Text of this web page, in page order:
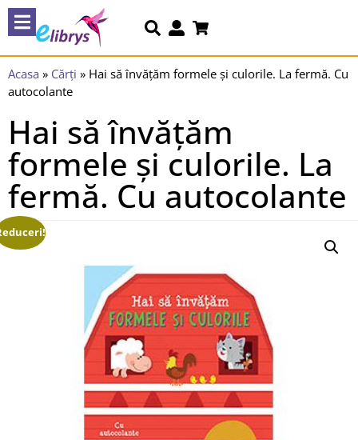
Acasa » Cărți » Hai să învățăm formele și culorile. La fermă. Cu
autocolante
Hai să învățăm
formele și culorile. La
fermă. Cu autocolante